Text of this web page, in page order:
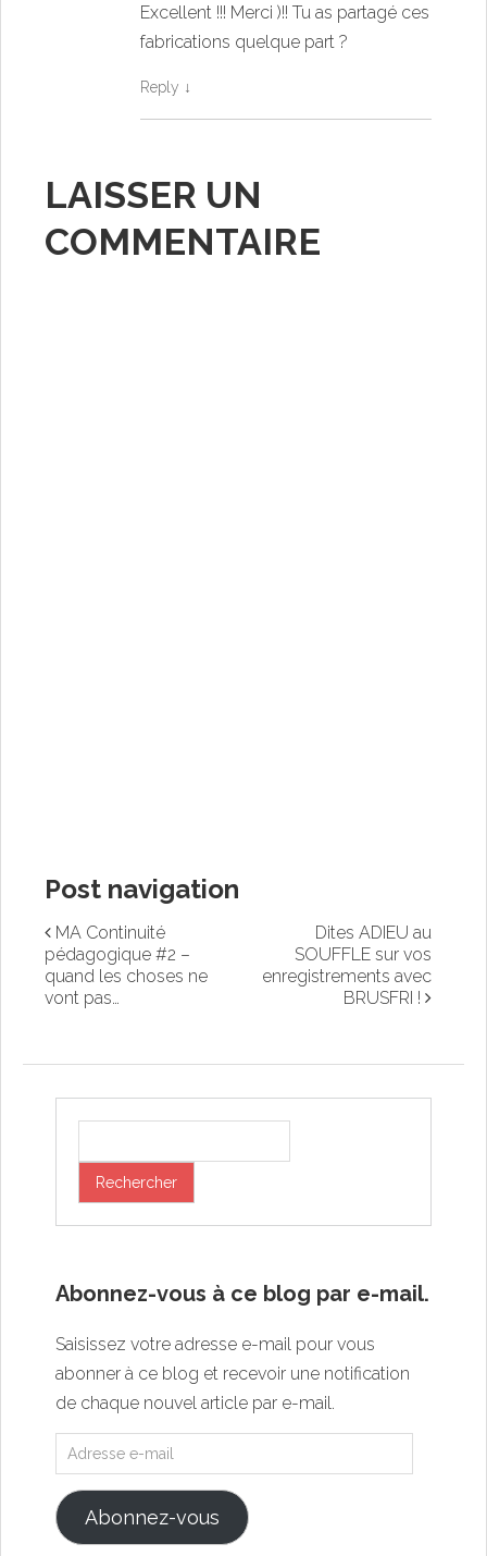
Excellent !!! Merci )!! Tu as partagé ces
fabrications quelque part ?
Reply ↓
LAISSER UN
COMMENTAIRE
Post navigation
MA Continuité
pédagogique #2 –
quand les choses ne
vont pas…
Dites ADIEU au
SOUFFLE sur vos
enregistrements avec
BRUSFRI !
Abonnez-vous à ce blog par e-mail.
Saisissez votre adresse e-mail pour vous
abonner à ce blog et recevoir une notification
de chaque nouvel article par e-mail.
Abonnez-vous